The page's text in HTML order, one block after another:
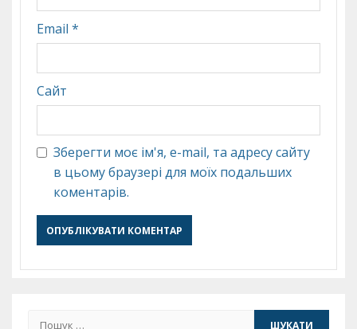
Email *
Сайт
Зберегти моє ім'я, e-mail, та адресу сайту
в цьому браузері для моїх подальших
коментарів.
Пошук: